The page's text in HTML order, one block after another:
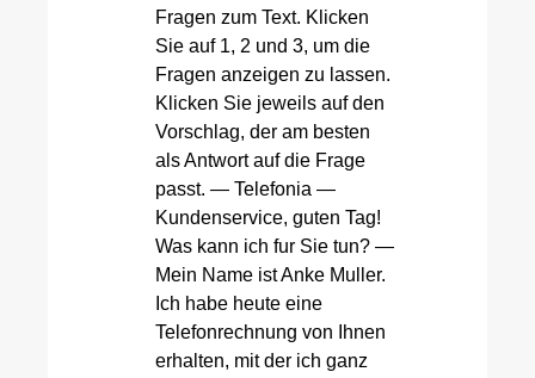
Fragen zum Text. Klicken
Sie auf 1, 2 und 3, um die
Fragen anzeigen zu lassen.
Klicken Sie jeweils auf den
Vorschlag, der am besten
als Antwort auf die Frage
passt. — Telefonia —
Kundenservice, guten Tag!
Was kann ich fur Sie tun? —
Mein Name ist Anke Muller.
Ich habe heute eine
Telefonrechnung von Ihnen
erhalten, mit der ich ganz